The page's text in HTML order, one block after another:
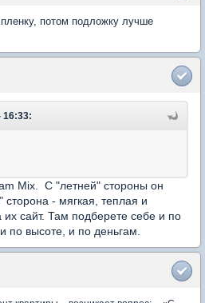
потом подложку лучше
16:33:
Mix. С "летней" стороны он
- мягкая, теплая и
сайт. Там подберете себе и по
по высоте, и по деньгам.